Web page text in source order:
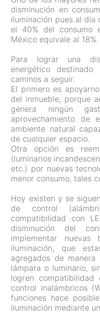
disminución en
iluminación pues al día
el 40% del consumo
México equivale al 18%.
Para lograr una
energético
caminos a seguir.
El primero es
del inmueble, porque
genera ningún
aprovechamiento de
ambiente natural
de cualquier espacio.
Otra opción es
(luminarios
etc.) por nuevas
menor consumo, tales
Hoy existen y se
de control
compatibilidad con
disminución del
implementar nuevas
iluminación, que
agregados de
lámpara o luminario,
logren
control inalámbricos
funciones hace
iluminación mediante